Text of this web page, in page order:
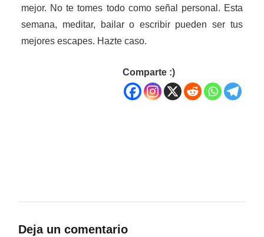
mejor. No te tomes todo como señal personal. Esta
semana, meditar, bailar o escribir pueden ser tus
mejores escapes. Hazte caso.
Comparte :)
Deja un comentario